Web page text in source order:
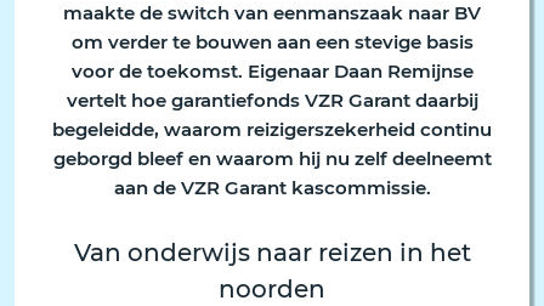
maakte de switch van eenmanszaak naar BV
om verder te bouwen aan een stevige basis
voor de toekomst. Eigenaar Daan Remijnse
vertelt hoe garantiefonds VZR Garant daarbij
begeleidde, waarom reizigerszekerheid continu
geborgd bleef en waarom hij nu zelf deelneemt
aan de VZR Garant kascommissie.
Van onderwijs naar reizen in het
noorden